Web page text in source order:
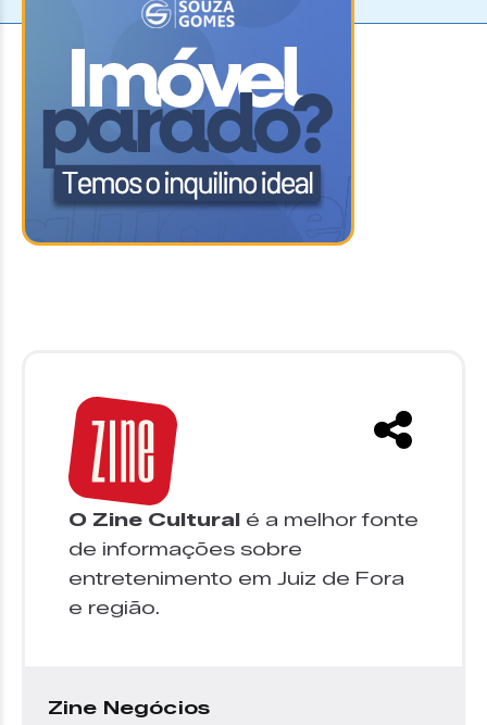
O Zine Cultural é a melhor fonte
de informações sobre
entretenimento em Juiz de Fora
e região.
Zine Negócios